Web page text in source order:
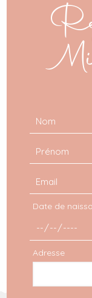
VOIR TOUS
Date de
Adresse